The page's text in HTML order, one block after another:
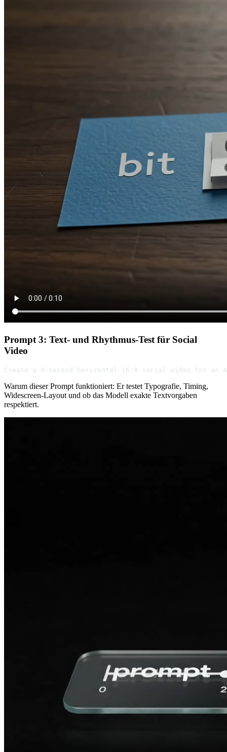
Prompt 3: Text- und Rhythmus-Test für Social
Video
Create a 9-second horizontal 16:9 social video for
Warum dieser Prompt funktioniert: Er testet Typografie, Timing,
Widescreen-Layout und ob das Modell exakte Textvorgaben
respektiert.